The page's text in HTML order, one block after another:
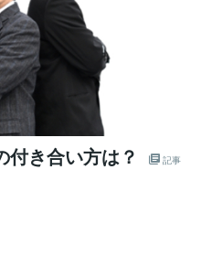
付き合い方は？ 記事